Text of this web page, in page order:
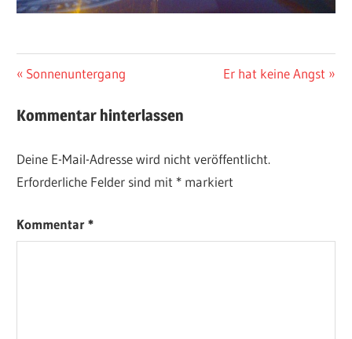
ALLGEMEIN
Beitragsnavigation
Vorheriger
Sonnenuntergang
Nächster
Er hat keine Angst
Kommentar hinterlassen
Deine E-Mail-Adresse wird nicht veröffentlicht.
Erforderliche Felder sind mit * markiert
Kommentar*